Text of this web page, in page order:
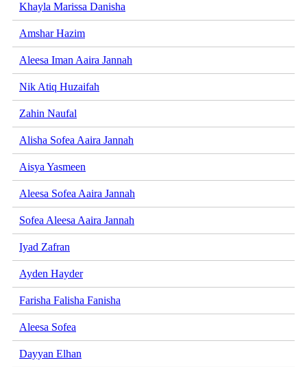
Khayla Marissa Danisha
Amshar Hazim
Aleesa Iman Aaira Jannah
Nik Atiq Huzaifah
Zahin Naufal
Alisha Sofea Aaira Jannah
Aisya Yasmeen
Aleesa Sofea Aaira Jannah
Sofea Aleesa Aaira Jannah
Iyad Zafran
Ayden Hayder
Farisha Falisha Fanisha
Aleesa Sofea
Dayyan Elhan